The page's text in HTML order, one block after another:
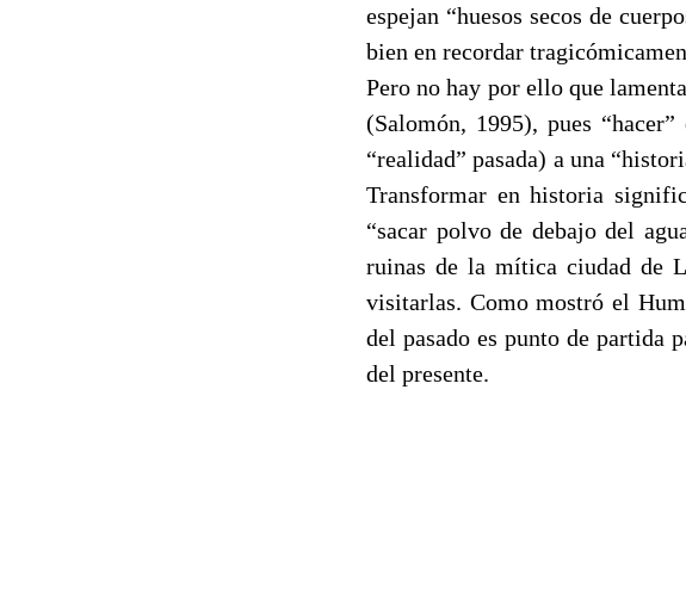
espejan “huesos secos de
bien en recordar
Pero no hay por ello que
(Salomón, 1995), pues
“realidad” pasada) a una
Transformar en historia
“sacar polvo de debajo del
ruinas de la mítica ciudad de
visitarlas. Como mostró el
del pasado es punto de partida
del presente.